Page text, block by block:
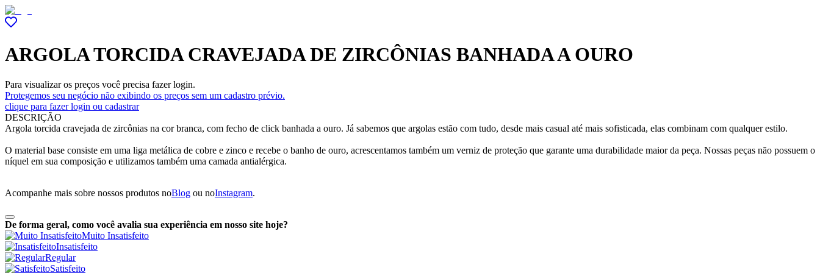
ARGOLA TORCIDA CRAVEJADA DE ZIRCÔNIAS BANHADA A OURO
Para visualizar os preços você precisa fazer login.
Protegemos seu negócio não exibindo os preços sem um cadastro prévio.
clique para fazer login ou cadastrar
DESCRIÇÃO
Argola torcida cravejada de zircônias na cor branca, com fecho de click banhada a ouro. Já sabemos que argolas estão com tudo, desde mais casual até mais sofisticada, elas combinam com qualquer estilo.
O material base consiste em uma liga metálica de cobre e zinco e recebe o banho de ouro, acrescentamos também um verniz de proteção que garante uma durabilidade maior da peça. Nossas peças não possuem o
níquel em sua composição e utilizamos também uma camada antialérgica.
Acompanhe mais sobre nossos produtos noBlog ou noInstagram.
De forma geral, como você avalia sua experiência em nosso site hoje?
Muito Insatisfeito
Insatisfeito
Regular
Satisfeito